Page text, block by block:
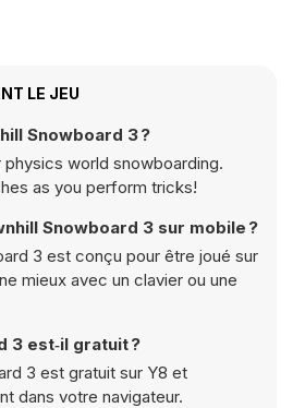
LE JEU
Snowboard 3 ?
world snowboarding.
as you perform tricks!
Snowboard 3 sur mobile ?
3 est conçu pour être joué sur
mieux avec un clavier ou une
3 est‑il gratuit ?
3 est gratuit sur Y8 et
dans votre navigateur.